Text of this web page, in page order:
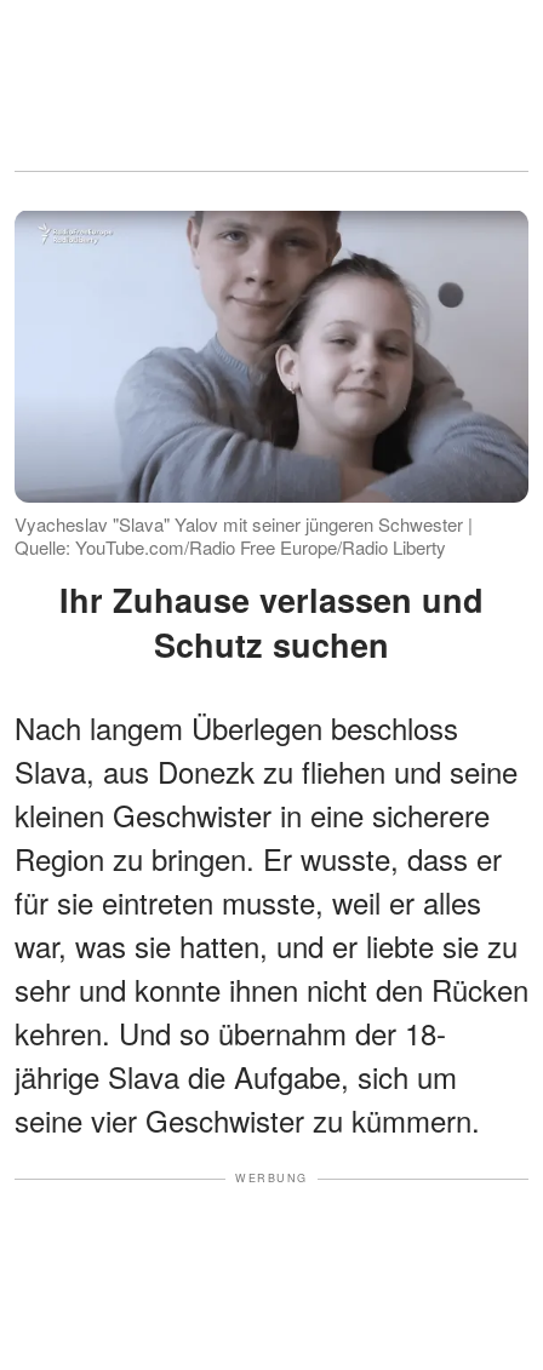
Vyacheslav "Slava" Yalov mit seiner jüngeren Schwester |
Quelle: YouTube.com/Radio Free Europe/Radio Liberty
Ihr Zuhause verlassen und
Schutz suchen
Nach langem Überlegen beschloss
Slava, aus Donezk zu fliehen und seine
kleinen Geschwister in eine sicherere
Region zu bringen. Er wusste, dass er
für sie eintreten musste, weil er alles
war, was sie hatten, und er liebte sie zu
sehr und konnte ihnen nicht den Rücken
kehren. Und so übernahm der 18-
jährige Slava die Aufgabe, sich um
seine vier Geschwister zu kümmern.
WERBUNG